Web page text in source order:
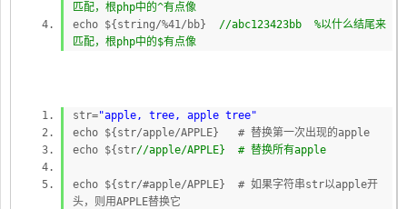
匹配，根php中的^有点像
echo ${string/%41/bb} //abc123423bb %以什么结尾来
匹配，根php中的$有点像
str="apple, tree, apple tree"
echo ${str/apple/APPLE} # 替换第一次出现的apple
echo ${str//apple/APPLE} # 替换所有apple
echo ${str/#apple/APPLE} # 如果字符串str以apple开
头，则用APPLE替换它